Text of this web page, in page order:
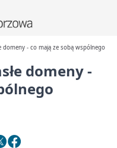
domeny - co mają ze sobą wspólnego
domeny -